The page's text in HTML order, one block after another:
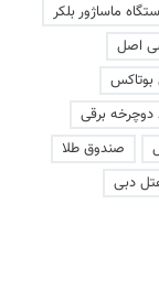
ماساژور بلکر
اصل
بوتاکس
دوچرخه برقی
صندوق طلا
دبی